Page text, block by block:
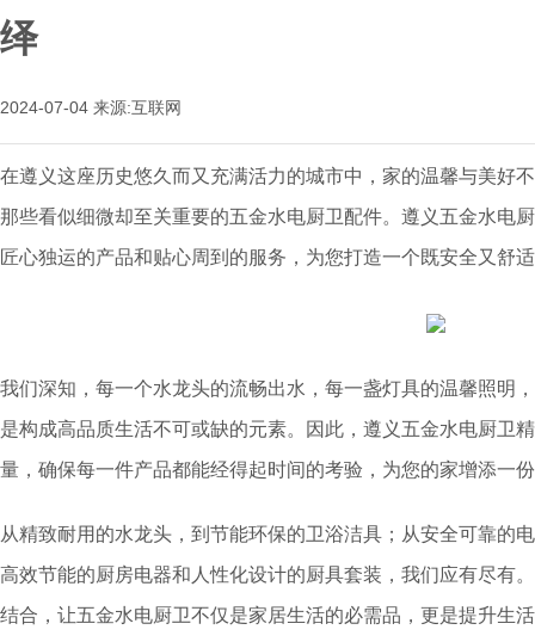
绎
2024-07-04 来源:互联网
在遵义这座历史悠久而又充满活力的城市中，家的温馨与美好
那些看似细微却至关重要的五金水电厨卫配件。遵义五金水电
匠心独运的产品和贴心周到的服务，为您打造一个既安全又舒
我们深知，每一个水龙头的流畅出水，每一盏灯具的温馨照明
是构成高品质生活不可或缺的元素。因此，遵义五金水电厨卫
量，确保每一件产品都能经得起时间的考验，为您的家增添一
从精致耐用的水龙头，到节能环保的卫浴洁具；从安全可靠的
高效节能的厨房电器和人性化设计的厨具套装，我们应有尽有
结合，让五金水电厨卫不仅是家居生活的必需品，更是提升生